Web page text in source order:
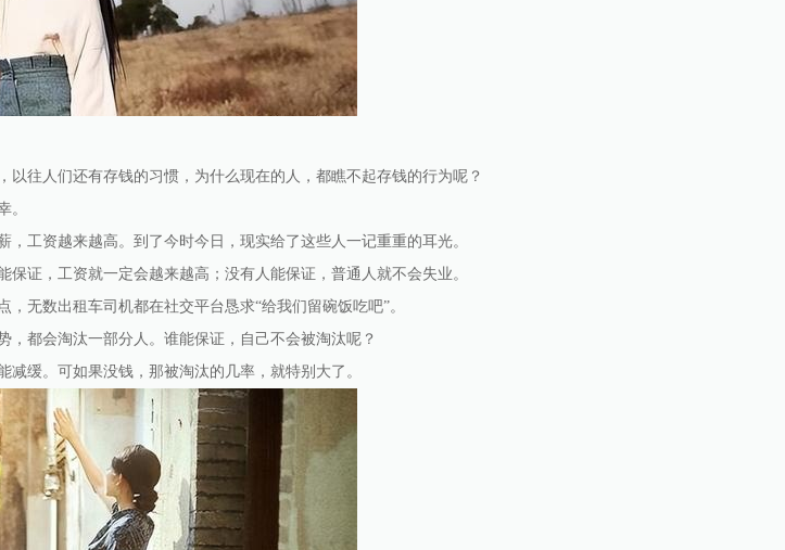
往人们还有存钱的习惯，为什么现在的人，都瞧不起存钱的行为呢？
。
工资越来越高。到了今时今日，现实给了这些人一记重重的耳光。
证，工资就一定会越来越高；没有人能保证，普通人就不会失业。
无数出租车司机都在社交平台恳求“给我们留碗饭吃吧”。
，都会淘汰一部分人。谁能保证，自己不会被淘汰呢？
缓。可如果没钱，那被淘汰的几率，就特别大了。